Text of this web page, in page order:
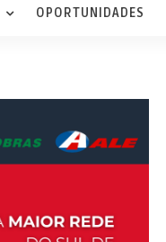
OPORTUNIDADES